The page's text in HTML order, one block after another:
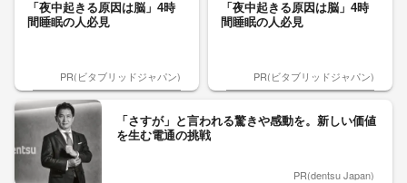
「夜中起きる原因は脳」4時
間睡眠の人必見
PR(ビタブリッドジャパン)
「夜中起きる原因は脳」4時
間睡眠の人必見
PR(ビタブリッドジャパン)
「さすが」と言われる驚きや感動を。新しい価値
を生む電通の挑戦
PR(dentsu Japan)